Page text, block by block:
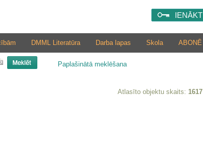
IENĀKT
ABONĒ
Skola
Darba lapas
DMML Literatūra
Paplašinātā meklēšana
Atlasīto objektu skaits: 1617